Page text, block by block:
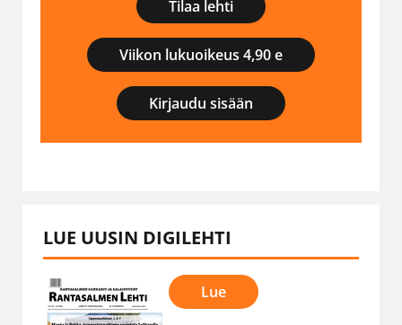
Tilaa lehti
Viikon lukuoikeus 4,90 e
Kirjaudu sisään
LUE UUSIN DIGILEHTI
Lue